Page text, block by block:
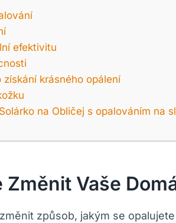
efektivitu
krásného opálení
na Obličej s opalováním na
Vaše
způsob, jakým se